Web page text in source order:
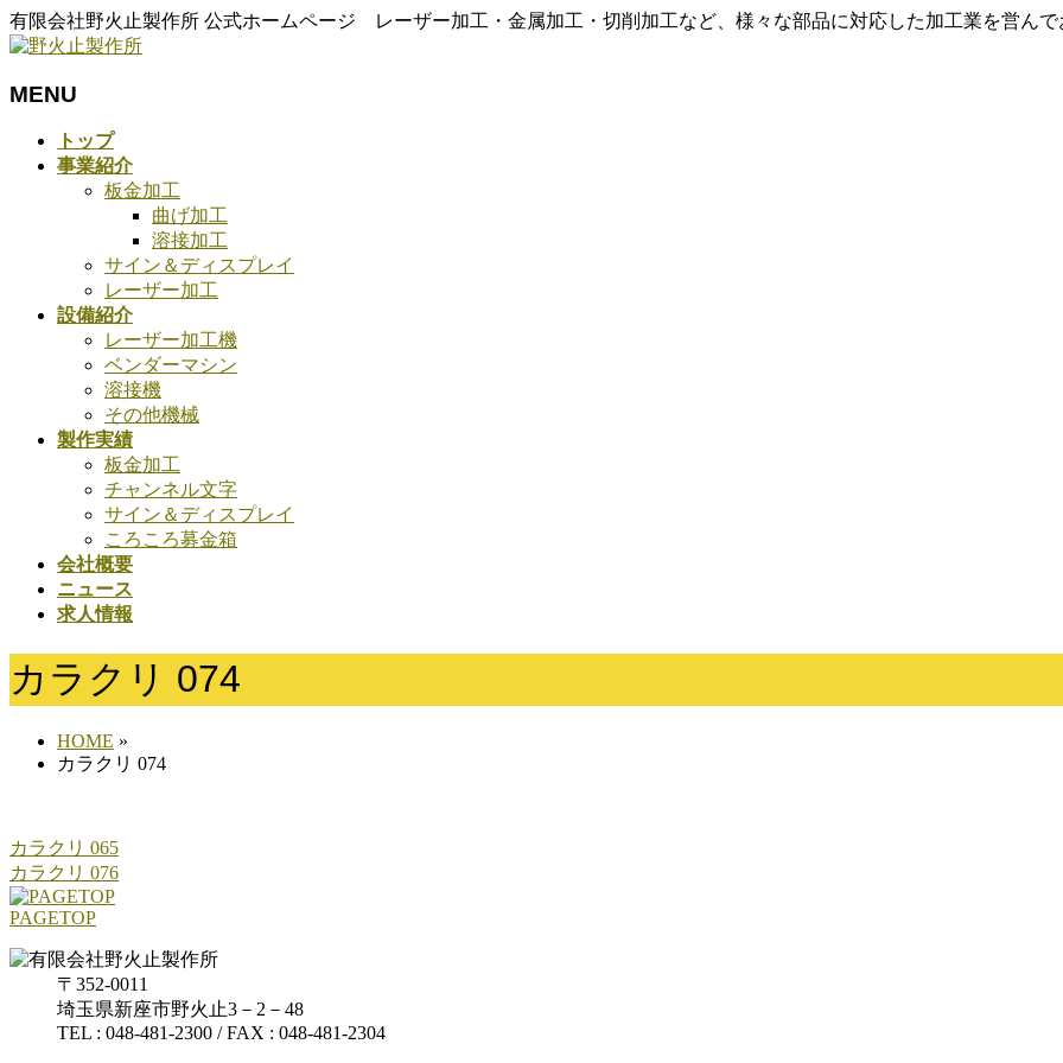
有限会社野火止製作所 公式ホームページ レーザー加工・金属加工・切削加工など、様々な部品に対応した加工業を営んで
MENU
トップ
事業紹介
板金加工
曲げ加工
溶接加工
サイン＆ディスプレイ
レーザー加工
設備紹介
レーザー加工機
ベンダーマシン
溶接機
その他機械
製作実績
板金加工
チャンネル文字
サイン＆ディスプレイ
ころころ募金箱
会社概要
ニュース
求人情報
カラクリ 074
HOME »
カラクリ 074
カラクリ 065
カラクリ 076
PAGETOP
〒352-0011
埼玉県新座市野火止3－2－48
TEL : 048-481-2300 / FAX : 048-481-2304